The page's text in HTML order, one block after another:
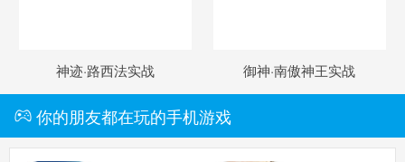
神迹·路西法实战 御神·南傲神王实战
你的朋友都在玩的手机游戏